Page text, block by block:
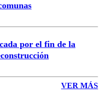
por el fin de la
VER MÁS